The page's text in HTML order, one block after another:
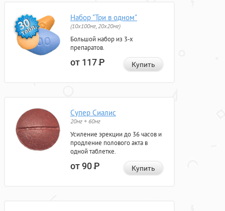
Набор "Три в одном"
(10x100мг, 20x20мг)
Большой набор из 3-х
препаратов.
от 117Р Купить
Супер Сиалис
20мг + 60мг
Усиление эрекции до 36 часов и
продление полового акта в
одной таблетке.
от 90Р Купить